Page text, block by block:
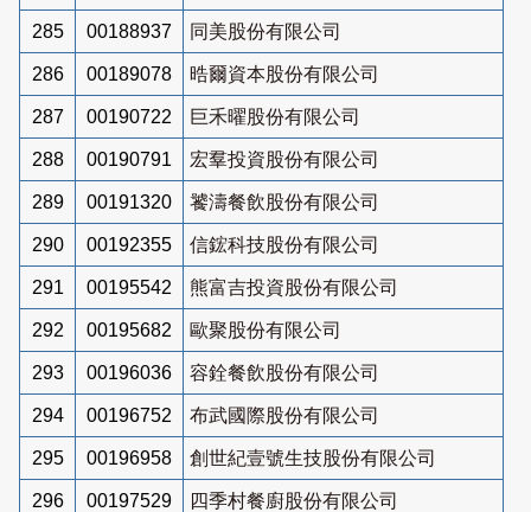
285 00188937 同美股份有限公司
286 00189078 晧爾資本股份有限公司
287 00190722 巨禾曜股份有限公司
288 00190791 宏羣投資股份有限公司
289 00191320 饕濤餐飲股份有限公司
290 00192355 信鋐科技股份有限公司
291 00195542 熊富吉投資股份有限公司
292 00195682 歐聚股份有限公司
293 00196036 容銓餐飲股份有限公司
294 00196752 布武國際股份有限公司
295 00196958 創世紀壹號生技股份有限公司
296 00197529 四季村餐廚股份有限公司